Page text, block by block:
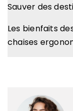
Sauver des
Les bienfaits
chaises